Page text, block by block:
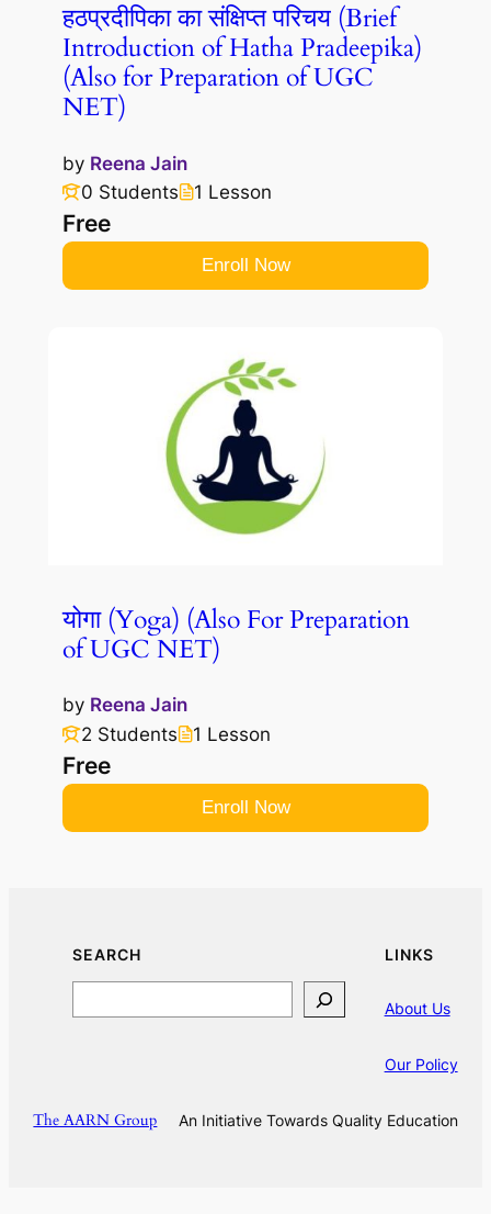
हठप्रदीपिका का संक्षिप्त परिचय (Brief
Introduction of Hatha Pradeepika)
(Also for Preparation of UGC
NET)
by Reena Jain
0 Students
1 Lesson
Free
Enroll Now
योगा (Yoga) (Also For Preparation
of UGC NET)
by Reena Jain
2 Students
1 Lesson
Free
Enroll Now
SEARCH LINKS
About Us
Our Policy
The AARN Group An Initiative Towards Quality Education